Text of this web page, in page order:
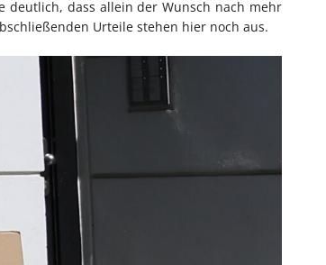
deutlich, dass allein der Wunsch nach mehr
Urteile stehen hier noch aus.